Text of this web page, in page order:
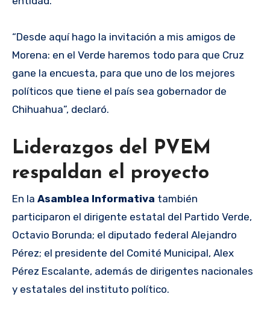
“Desde aquí hago la invitación a mis amigos de
Morena: en el Verde haremos todo para que Cruz
gane la encuesta, para que uno de los mejores
políticos que tiene el país sea gobernador de
Chihuahua”, declaró.
Liderazgos del PVEM
respaldan el proyecto
En la Asamblea Informativa también
participaron el dirigente estatal del Partido Verde,
Octavio Borunda; el diputado federal Alejandro
Pérez; el presidente del Comité Municipal, Alex
Pérez Escalante, además de dirigentes nacionales
y estatales del instituto político.